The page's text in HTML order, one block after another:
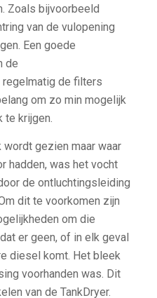
Zoals bijvoorbeeld
van de vulopening
Een goede
de
de filters
om zo min mogelijk
te krijgen.
gezien maar waar
hadden, was het vocht
de ontluchtingsleiding
dit te voorkomen zijn
om die
er geen, of in elk geval
diesel komt. Het bleek
voorhanden was. Dit
van de TankDryer.